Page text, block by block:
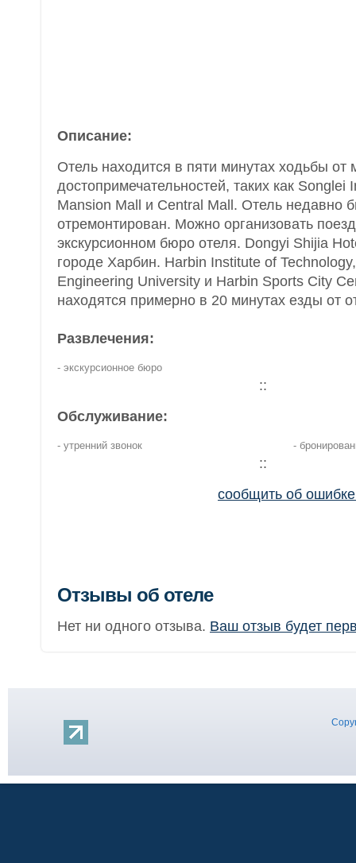
Описание:
Отель находится в пяти минутах ходьбы от
достопримечательностей, таких как Songlei
Mansion Mall и Central Mall. Отель недавно
отремонтирован. Можно организовать
экскурсионном бюро отеля. Dongyi Shijia
городе Харбин. Harbin Institute of
Engineering University и Harbin Sports City
находятся примерно в 20 минутах езды от
Развлечения:
- экскурсионное бюро
::
Обслуживание:
- утренний звонок -
::
сообщить об
Отзывы об отеле
Нет ни одного отзыва. Ваш отзыв будет